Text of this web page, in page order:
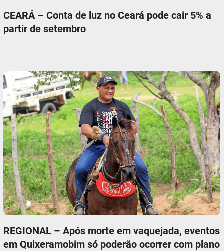
CEARÁ – Conta de luz no Ceará pode cair 5% a
partir de setembro
REGIONAL – Após morte em vaquejada, eventos
em Quixeramobim só poderão ocorrer com plano